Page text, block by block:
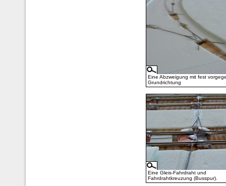
Eine Abzweigung mit fest
Grundrichtung
Eine Gleis-Fahrdraht und
Fahrdrahtkreuzung (Busspur).